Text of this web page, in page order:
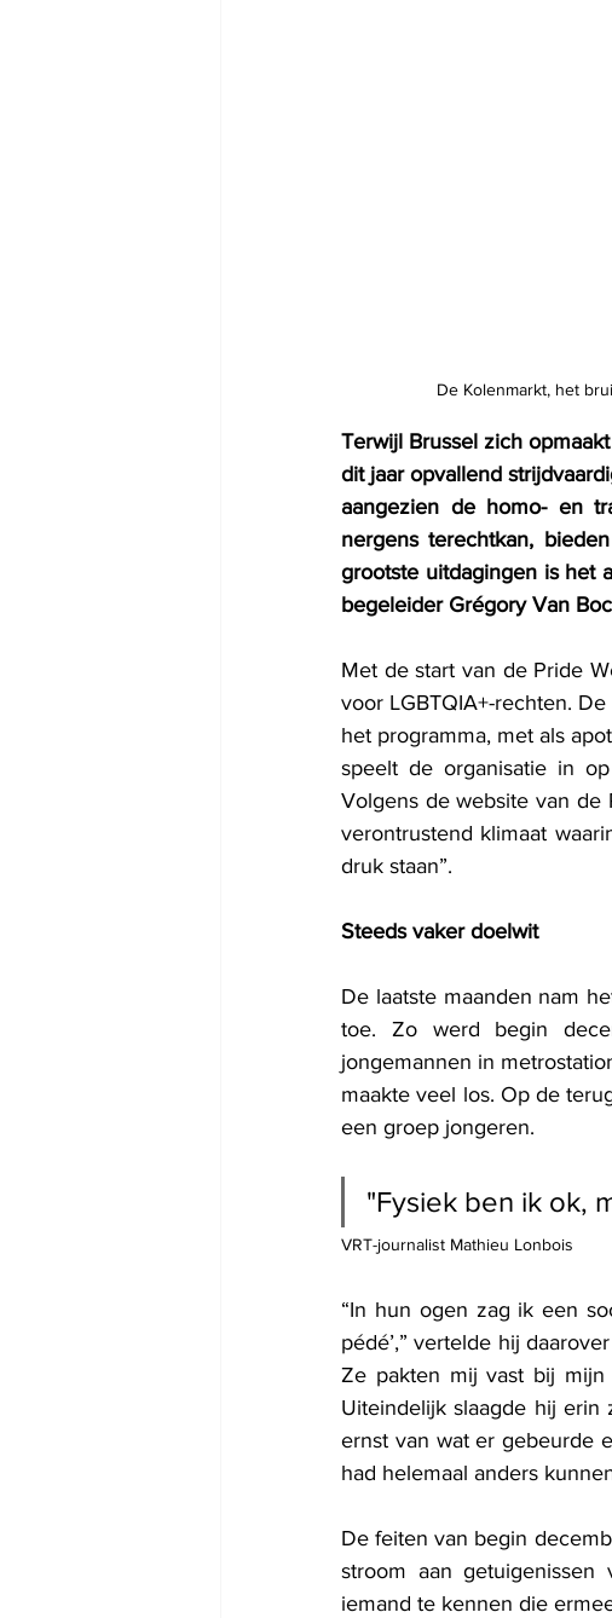
De Kolenmarkt, het
Terwijl Brussel zich
dit jaar opvallend
aangezien de homo- en
nergens terechtkan,
grootste uitdagingen is het
begeleider Grégory Van
Met de start van de Pride
voor LGBTQIA+-rechten.
het programma, met als
speelt de organisatie in
Volgens de website van de
verontrustend klimaat
druk staan”.
Steeds vaker doelwit
De laatste maanden nam
toe. Zo werd begin
jongemannen in
maakte veel los. Op de
een groep jongeren.
"Fysiek ben ik ok,
VRT-journalist Mathieu Lonbois
“In hun ogen zag ik een
pédé’,” vertelde hij
Ze pakten mij vast bij mijn
Uiteindelijk slaagde hij
ernst van wat er gebeurde
had helemaal anders
De feiten van begin
stroom aan getuigenissen
iemand te kennen die